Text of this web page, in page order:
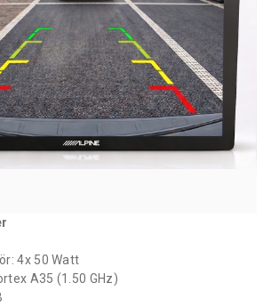
4x 50 Watt
A35 (1.50 GHz)